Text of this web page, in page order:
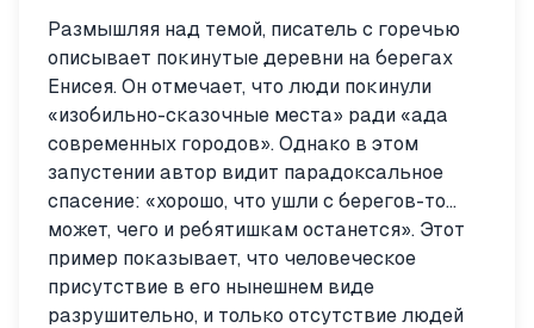
Размышляя над темой, писатель с горечью
описывает покинутые деревни на берегах
Енисея. Он отмечает, что люди покинули
«изобильно-сказочные места» ради «ада
современных городов». Однако в этом
запустении автор видит парадоксальное
спасение: «хорошо, что ушли с берегов-то...
может, чего и ребятишкам останется». Этот
пример показывает, что человеческое
присутствие в его нынешнем виде
разрушительно, и только отсутствие людей